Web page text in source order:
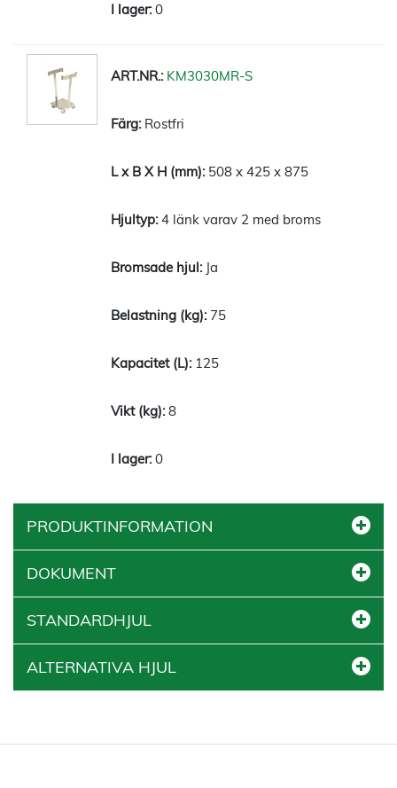
0
KM3030MR-S
Rostfri
508 x 425 x 875
4 länk varav 2 med broms
Ja
75
125
8
0
PRODUKTINFORMATION
DOKUMENT
STANDARDHJUL
ALTERNATIVA HJUL